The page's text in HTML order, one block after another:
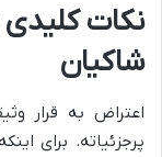
نکات
شاکیان
اعتراض به قرار
پرجزئیاته. برای